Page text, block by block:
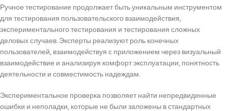
Ручное тестирование продолжает быть уникальным инструментом
для тестирования пользовательского взаимодействия,
экспериментального тестирования и тестирования сложных
деловых случаев. Эксперты реализуют роль конечных
пользователей, взаимодействуя с приложением через визуальный
взаимодействие и анализируя комфорт эксплуатации, понятность
деятельности и совместимость надеждам.
Экспериментальное проверка позволяет найти непредвиденные
ошибки и неполадки, которые не были заложены в стандартных